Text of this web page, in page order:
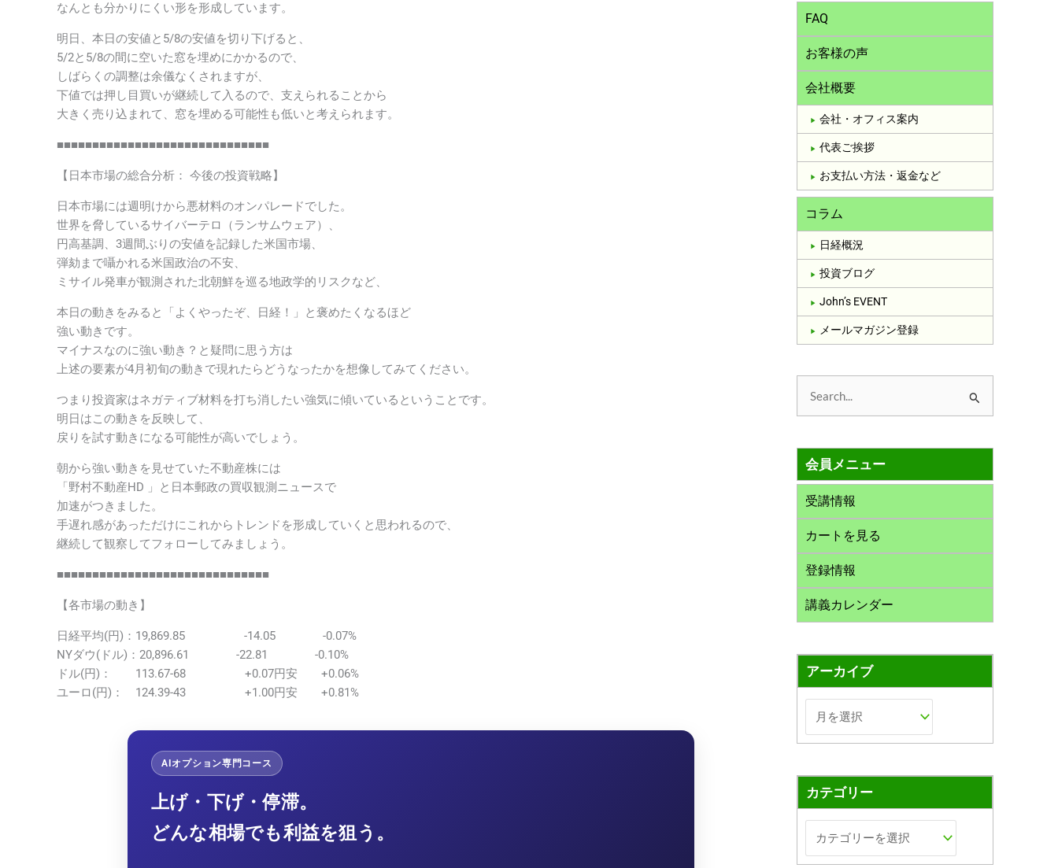
なんとも分かりにくい形を形成しています。
明日、本日の安値と5/8の安値を切り下げると、
5/2と5/8の間に空いた窓を埋めにかかるので、
しばらくの調整は余儀なくされますが、
下値では押し目買いが継続して入るので、支えられることから
大きく売り込まれて、窓を埋める可能性も低いと考えられます。
■■■■■■■■■■■■■■■■■■■■■■■■■■■■■■
【日本市場の総合分析： 今後の投資戦略】
日本市場には週明けから悪材料のオンパレードでした。
世界を脅しているサイバーテロ（ランサムウェア）、
円高基調、3週間ぶりの安値を記録した米国市場、
弾劾まで囁かれる米国政治の不安、
ミサイル発車が観測された北朝鮮を巡る地政学的リスクなど、
本日の動きをみると「よくやったぞ、日経！」と褒めたくなるほど
強い動きです。
マイナスなのに強い動き？と疑問に思う方は
上述の要素が4月初旬の動きで現れたらどうなったかを想像してみてください。
つまり投資家はネガティブ材料を打ち消したい強気に傾いているということです。
明日はこの動きを反映して、
戻りを試す動きになる可能性が高いでしょう。
朝から強い動きを見せていた不動産株には
「野村不動産HD 」と日本郵政の買収観測ニュースで
加速がつきました。
手遅れ感があっただけにこれからトレンドを形成していくと思われるので、
継続して観察してフォローしてみましょう。
■■■■■■■■■■■■■■■■■■■■■■■■■■■■■■
【各市場の動き】
日経平均(円)：19,869.85 -14.05 -0.07%
NYダウ(ドル)：20,896.61 -22.81 -0.10%
ドル(円)： 113.67-68 +0.07円安 +0.06%
ユーロ(円)： 124.39-43 +1.00円安 +0.81%
AIオプション専門コース
上げ・下げ・停滞。
どんな相場でも利益を狙う。
FAQ
お客様の声
会社概要
会社・オフィス案内
代表ご挨拶
お支払い方法・返金など
コラム
日経概況
投資ブログ
John’s EVENT
メールマガジン登録
対
象会員メニュー
受講情報
カートを見る
登録情報
講義カレンダー
アーカイブ
カテゴリー